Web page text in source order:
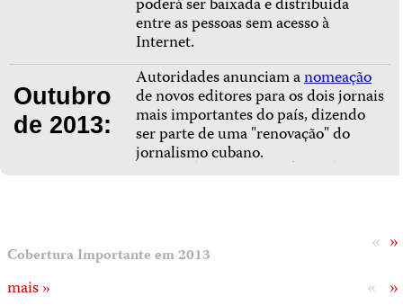
poderá ser baixada e distribuída
entre as pessoas sem acesso à
Internet.
Outubro
de 2013:
Autoridades anunciam anomeação
de novos editores para os dois jornais
mais importantes do país, dizendo
ser parte de uma "renovação" do
jornalismo cubano.
»
«
Cobertura Importante em 2013
»
«
mais »